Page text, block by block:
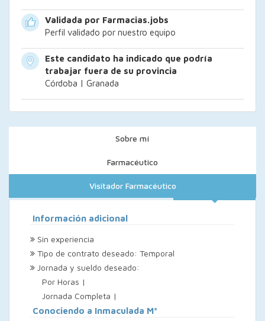
Validada por Farmacias.jobs
Perfil validado por nuestro equipo
Este candidato ha indicado que podría
trabajar fuera de su provincia
Córdoba | Granada
Sobre mí
Farmacéutico
Visitador Farmacéutico
Información adicional
Sin experiencia
Tipo de contrato deseado: Temporal
Jornada y sueldo deseado:
Por Horas |
Jornada Completa |
Conociendo a Inmaculada Mª